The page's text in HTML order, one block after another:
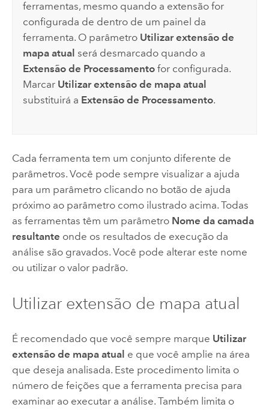
ferramentas, mesmo quando a extensão for
configurada de dentro de um painel da
ferramenta. O parâmetro Utilizar extensão de
mapa atual será desmarcado quando a
Extensão de Processamento for configurada.
Marcar Utilizar extensão de mapa atual
substituirá a Extensão de Processamento.
Cada ferramenta tem um conjunto diferente de
parâmetros. Você pode sempre visualizar a ajuda
para um parâmetro clicando no botão de ajuda
próximo ao parâmetro como ilustrado acima. Todas
as ferramentas têm um parâmetro Nome da camada
resultante onde os resultados de execução da
análise são gravados. Você pode alterar este nome
ou utilizar o valor padrão.
Utilizar extensão de mapa atual
É recomendado que você sempre marque Utilizar
extensão de mapa atual e que você amplie na área
que deseja analisada. Este procedimento limita o
número de feições que a ferramenta precisa para
examinar ao executar a análise. Também limita o